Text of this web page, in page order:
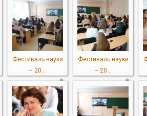
Фестиваль науки
– 20...
Фестиваль науки
– 20...